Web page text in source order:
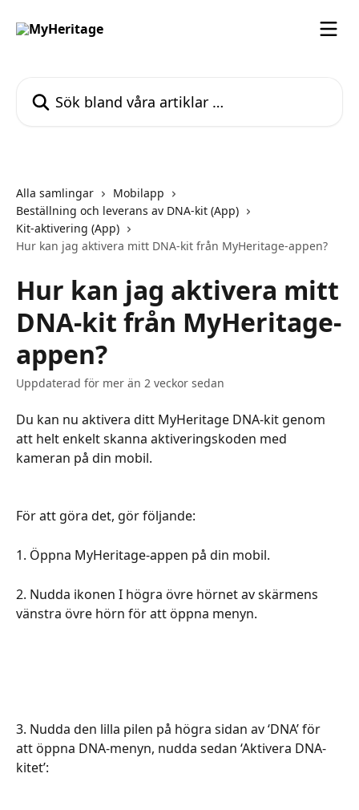
Alla samlingar
Mobilapp
Beställning och leverans av DNA-kit (App)
Kit-aktivering (App)
Hur kan jag aktivera mitt DNA-kit från MyHeritage-appen?
Hur kan jag aktivera mitt
DNA-kit från MyHeritage-
appen?
Uppdaterad för mer än 2 veckor sedan
Du kan nu aktivera ditt MyHeritage DNA-kit genom
att helt enkelt skanna aktiveringskoden med
kameran på din mobil.
För att göra det, gör följande:
1. Öppna MyHeritage-appen på din mobil.
2. Nudda ikonen I högra övre hörnet av skärmens
vänstra övre hörn för att öppna menyn.
3. Nudda den lilla pilen på högra sidan av ‘DNA’ för
att öppna DNA-menyn, nudda sedan ‘Aktivera DNA-
kitet’: